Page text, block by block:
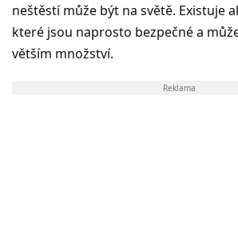
neštěstí může být na světě. Existuje
které jsou naprosto bezpečné a
větším množství.
Reklama